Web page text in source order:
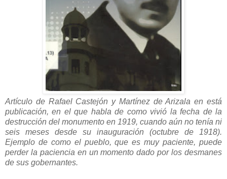
Artículo de Rafael Castejón y Martínez de Arizala en está
publicación, en el que habla de como vivió la fecha de la
destrucción del monumento en 1919, cuando aún no tenía ni
seis meses desde su inauguración (octubre de 1918).
Ejemplo de como el pueblo, que es muy paciente, puede
perder la paciencia en un momento dado por los desmanes
de sus gobernantes.